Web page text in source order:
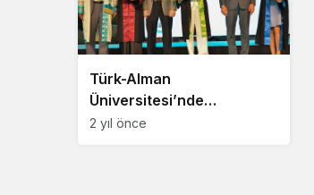
Türk-Alman
Üniversitesi’nde
mezuniyet töreni coşkusu
2 yıl önce